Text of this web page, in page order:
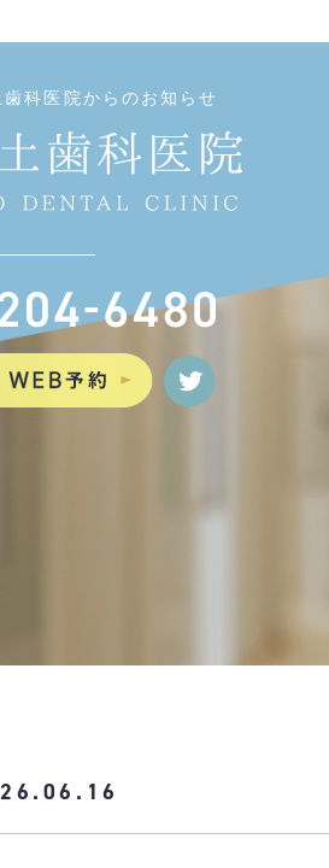
科医院からのお知らせ